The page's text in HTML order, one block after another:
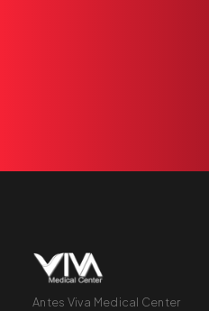
Antes Viva Medical Center